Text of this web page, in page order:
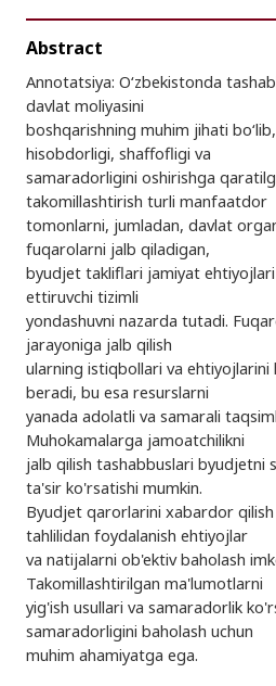
Abstract
Annotatsiya: O‘zbekistonda
davlat moliyasini
boshqarishning muhim jihati
hisobdorligi, shaffofligi va
samaradorligini oshirishga
takomillashtirish turli manfaatdor
tomonlarni, jumladan, davlat
fuqarolarni jalb qiladigan,
byudjet takliflari jamiyat
ettiruvchi tizimli
yondashuvni nazarda tutadi.
jarayoniga jalb qilish
ularning istiqbollari va
beradi, bu esa resurslarni
yanada adolatli va samarali
Muhokamalarga jamoatchilikni
jalb qilish tashabbuslari byudjetni
ta'sir ko'rsatishi mumkin.
Byudjet qarorlarini xabardor
tahlilidan foydalanish ehtiyojlar
va natijalarni ob'ektiv baholash
Takomillashtirilgan ma'lumotlarni
yig'ish usullari va samaradorlik
samaradorligini baholash uchun
muhim ahamiyatga ega.